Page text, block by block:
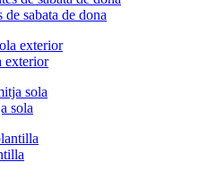
sabata de dona
exterior
sola